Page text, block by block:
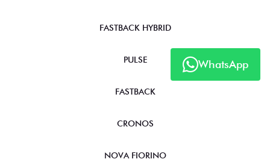
WhatsApp
FASTBACK HYBRID
PULSE
FASTBACK
CRONOS
NOVA FIORINO